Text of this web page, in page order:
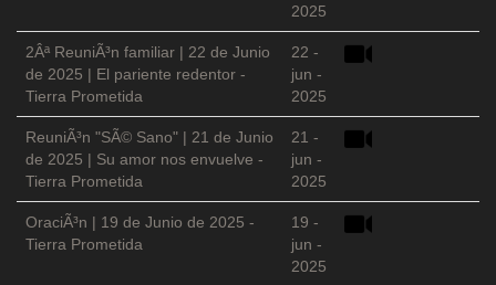
2025
2Âª ReuniÃ³n familiar | 22 de Junio
de 2025 | El pariente redentor -
Tierra Prometida
22 -
jun -
2025
ReuniÃ³n "SÃ© Sano" | 21 de Junio
de 2025 | Su amor nos envuelve -
Tierra Prometida
21 -
jun -
2025
OraciÃ³n | 19 de Junio de 2025 -
Tierra Prometida
19 -
jun -
2025